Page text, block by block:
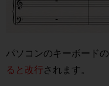
パソコンのキーボードの
ると改行されます。